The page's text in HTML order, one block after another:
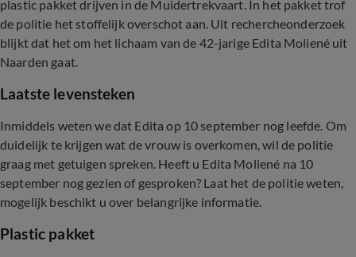
plastic pakket drijven in de Muidertrekvaart. In het pakket trof
de politie het stoffelijk overschot aan. Uit rechercheonderzoek
blijkt dat het om het lichaam van de 42-jarige Edita Moliené uit
Naarden gaat.
Laatste levensteken
Inmiddels weten we dat Edita op 10 september nog leefde. Om
duidelijk te krijgen wat de vrouw is overkomen, wil de politie
graag met getuigen spreken. Heeft u Edita Moliené na 10
september nog gezien of gesproken? Laat het de politie weten,
mogelijk beschikt u over belangrijke informatie.
Plastic pakket